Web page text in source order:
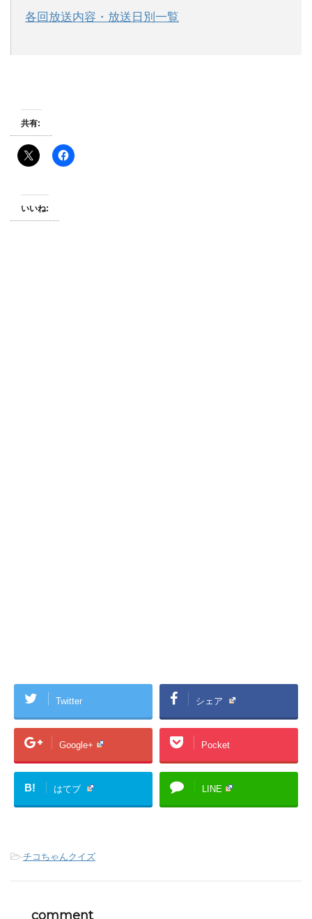
各回放送内容・放送日別一覧
共有:
いいね:
Twitter シェア
Google+ Pocket
B! はてブ LINE
-チコちゃんクイズ
comment